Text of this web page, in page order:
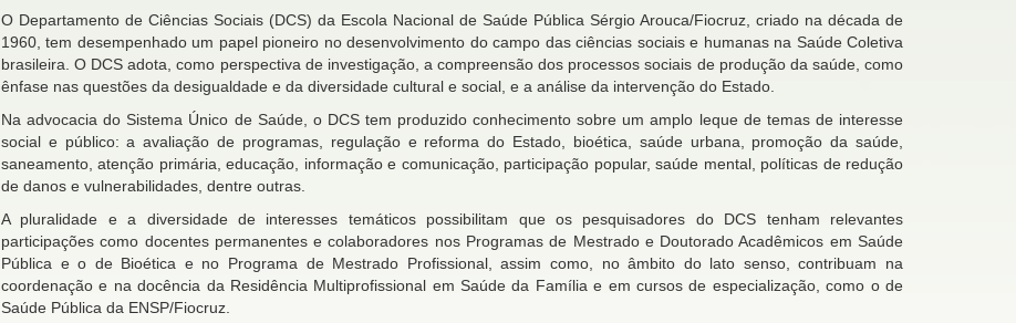
O Departamento de Ciências Sociais (DCS) da Escola Nacional de Saúde Pública Sérgio Arouca/Fiocruz, criado na década de
1960, tem desempenhado um papel pioneiro no desenvolvimento do campo das ciências sociais e humanas na Saúde Coletiva
brasileira. O DCS adota, como perspectiva de investigação, a compreensão dos processos sociais de produção da saúde, como
ênfase nas questões da desigualdade e da diversidade cultural e social, e a análise da intervenção do Estado.
Na advocacia do Sistema Único de Saúde, o DCS tem produzido conhecimento sobre um amplo leque de temas de interesse
social e público: a avaliação de programas, regulação e reforma do Estado, bioética, saúde urbana, promoção da saúde,
saneamento, atenção primária, educação, informação e comunicação, participação popular, saúde mental, políticas de redução
de danos e vulnerabilidades, dentre outras.
A pluralidade e a diversidade de interesses temáticos possibilitam que os pesquisadores do DCS tenham relevantes
participações como docentes permanentes e colaboradores nos Programas de Mestrado e Doutorado Acadêmicos em Saúde
Pública e o de Bioética e no Programa de Mestrado Profissional, assim como, no âmbito do lato senso, contribuam na
coordenação e na docência da Residência Multiprofissional em Saúde da Família e em cursos de especialização, como o de
Saúde Pública da ENSP/Fiocruz.